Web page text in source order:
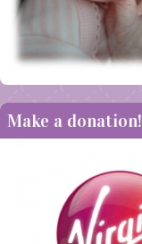
Make a donation!